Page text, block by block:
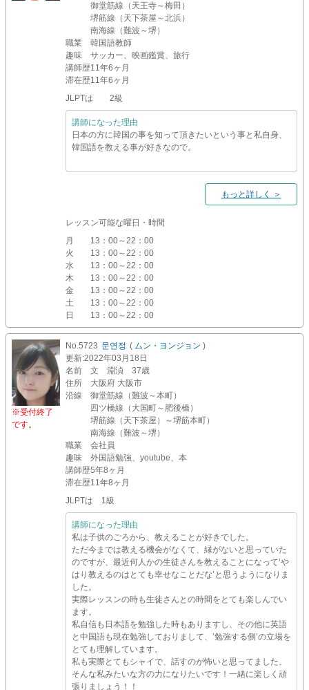
御堂筋線（天王寺～梅田）
堺筋線（天下茶屋～北浜）
南海線（難波～堺）
職業
韓国語教師
趣味
サッカー、映画鑑賞、旅行
講師歴11年6ヶ月
滞在歴11年6ヶ月
JLPTは 2級
講師になった理由
日本の方に韓国の事を知って頂きたいという事と私自身、
韓国語を教える事が好きなので。
もっと詳しく ＞
レッスン可能な曜日・時間
月
13：00～22：00
火
13：00～22：00
水
13：00～22：00
木
13：00～22：00
金
13：00～22：00
土
13：00～22：00
日
13：00～22：00
※受付終了
です。
No.5723 문연정 ( ムン・ヨンジョン )
更新:2022年03月18日
名前
文 淵湞 37歳
住所
大阪府 大阪市
沿線
御堂筋線（難波～本町）
四ツ橋線（大国町～肥後橋）
堺筋線（天下茶屋）～堺筋本町）
南海線（難波～堺）
職業
会社員
趣味
外国語勉強、youtube、本
講師歴5年8ヶ月
滞在歴11年8ヶ月
JLPTは 1級
講師になった理由
私は子供のごろから、教えることが好きでした。
ただ今までは教える機会がなくて、縁がないと思っていた
のですが、最近何人かの生徒さんを教えることになって’や
はり教えるのはとても幸せなことだな’と思うようになりま
した。
実際レッスンの時も生徒さんとの時間をとても楽しんでい
ます。
私自信も日本語を勉強した時もありますし、その他に英語
と中国語も現在勉強しておりまして、’勉強する側’の立場を
とても理解しています。
私も実際とてもシャイで、話すのが怖いと思ってました。
そんな私みたいな方の力になりたいです！一緒に楽しく頑
張りましょう！！